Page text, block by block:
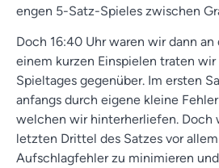
engen 5-Satz-Spieles zwischen
Doch 16:40 Uhr waren wir dann an
einem kurzen Einspielen traten
Spieltages gegenüber. Im ersten
anfangs durch eigene kleine
welchen wir hinterherliefen. Doch
letzten Drittel des Satzes vor
Aufschlagfehler zu minimieren